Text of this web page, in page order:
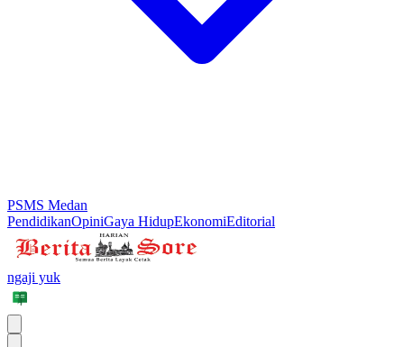
PSMS Medan
PendidikanOpiniGaya HidupEkonomiEditorial
ngaji yuk